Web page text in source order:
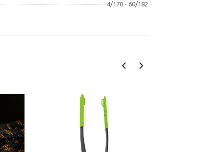
4/170 - 60/182